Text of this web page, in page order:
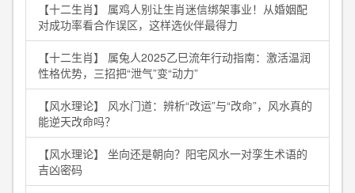
【十二生肖】 属鸡人别让生肖迷信绑架事业！从婚姻配
对成功率看合作误区，这样选伙伴最得力
【十二生肖】 属兔人2025乙巳流年行动指南：激活温润
性格优势，三招把“泄气”变“动力”
【风水理论】 风水门道：辨析“改运”与“改命”，风水真的
能逆天改命吗？
【风水理论】 坐向还是朝向？阳宅风水一对孪生术语的
吉凶密码